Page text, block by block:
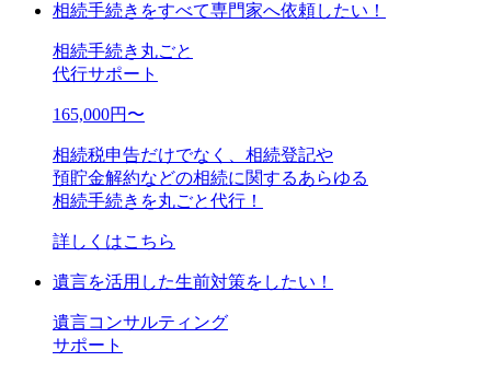
相続手続きをすべて専門家へ依頼したい！
相続手続き丸ごと
代行サポート
165,000円〜
相続税申告だけでなく、相続登記や
預貯金解約などの相続に関するあらゆる
相続手続きを丸ごと代行！
詳しくはこちら
遺言を活用した生前対策をしたい！
遺言コンサルティング
サポート